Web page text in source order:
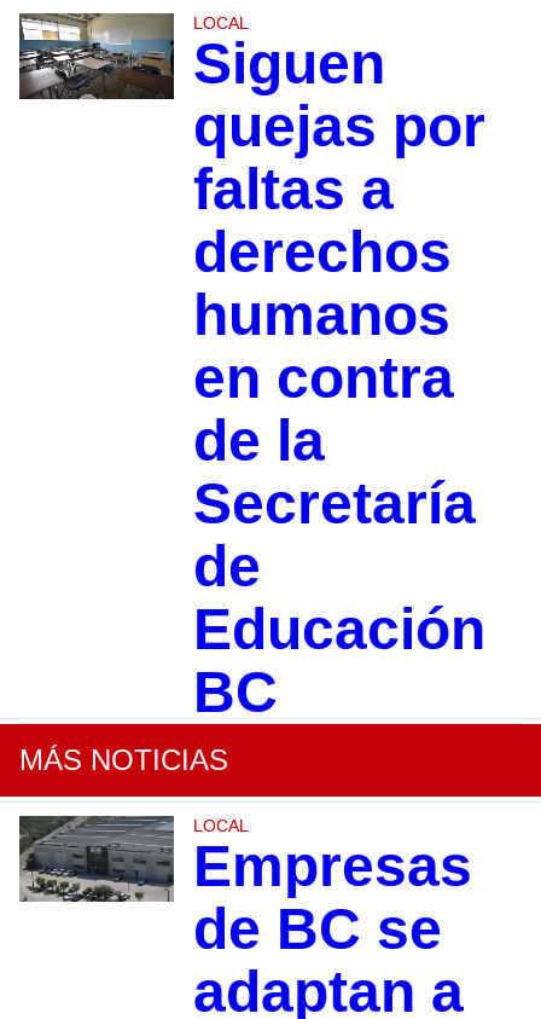
LOCAL
Siguen
quejas por
faltas a
derechos
humanos
en contra
de la
Secretaría
de
Educación
BC
MÁS NOTICIAS
LOCAL
Empresas
de BC se
adaptan a